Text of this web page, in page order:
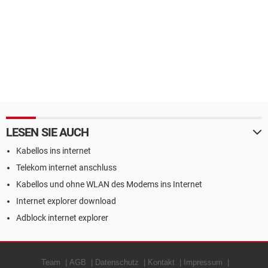
LESEN SIE AUCH
Kabellos ins internet
Telekom internet anschluss
Kabellos und ohne WLAN des Modems ins Internet
Internet explorer download
Adblock internet explorer
Team AGB Datenschutz Kontakt Impressum